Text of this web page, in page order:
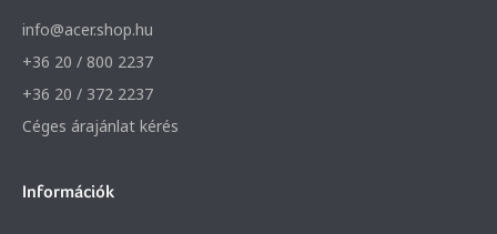
info@acer.shop.hu
+36 20 / 800 2237
+36 20 / 372 2237
Céges árajánlat kérés
Információk